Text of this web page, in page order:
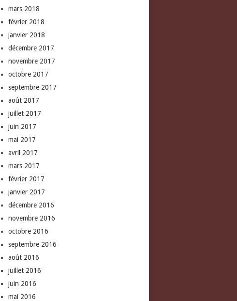
mars 2018
février 2018
janvier 2018
décembre 2017
novembre 2017
octobre 2017
septembre 2017
août 2017
juillet 2017
juin 2017
mai 2017
avril 2017
mars 2017
février 2017
janvier 2017
décembre 2016
novembre 2016
octobre 2016
septembre 2016
août 2016
juillet 2016
juin 2016
mai 2016